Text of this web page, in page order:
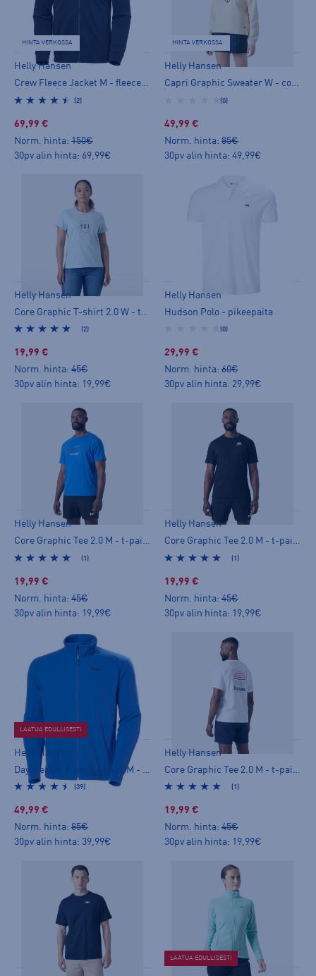
HINTA VERKOSSA
Helly Hansen
Crew Fleece Jacket M - fleecetakki
(2)
69,99 €
Norm. hinta: 150€
30pv alin hinta: 69,99€
HINTA VERKOSSA
Helly Hansen
Capri Graphic Sweater W - collegepaita
(0)
49,99 €
Norm. hinta: 85€
30pv alin hinta: 49,99€
Helly Hansen
(2)
19,99 €
Norm. hinta: 45€
30pv alin hinta: 19,99€
Helly Hansen
Hudson Polo - pikeepaita
(0)
29,99 €
Norm. hinta: 60€
30pv alin hinta: 29,99€
Helly Hansen
Core Graphic Tee 2.0 M - t-paita
(1)
19,99 €
Norm. hinta: 45€
30pv alin hinta: 19,99€
Helly Hansen
Core Graphic Tee 2.0 M - t-paita
(1)
19,99 €
Norm. hinta: 45€
30pv alin hinta: 19,99€
LAATUA EDULLISESTI
Helly Hansen
Daybreaker Fleece Jacket M - fleecetakki
(39)
49,99 €
Norm. hinta: 85€
30pv alin hinta: 39,99€
Helly Hansen
Core Graphic Tee 2.0 M - t-paita
(1)
19,99 €
Norm. hinta: 45€
30pv alin hinta: 19,99€
LAATUA EDULLISESTI